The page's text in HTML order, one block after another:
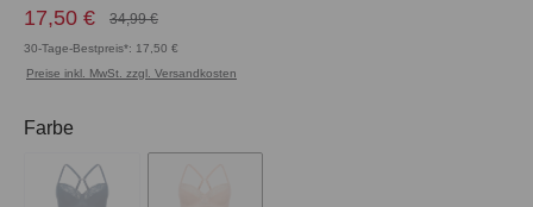
17,50 € 34,99 €
30-Tage-Bestpreis*: 17,50 €
Preise inkl. MwSt. zzgl. Versandkosten
Farbe